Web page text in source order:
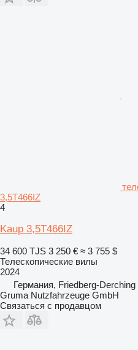
3,5T466IZ
4
Kaup 3,5T466IZ
34 600 TJS 3 250 € ≈ 3 755 $
Телескопические вилы
2024
Германия, Friedberg-Derching
Gruma Nutzfahrzeuge GmbH
Связаться с продавцом